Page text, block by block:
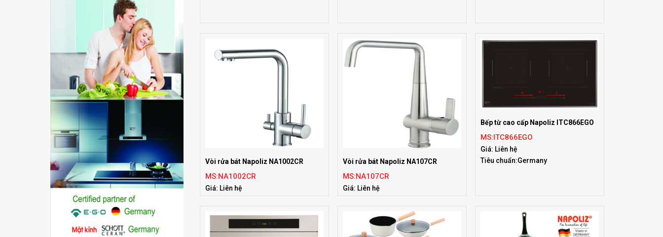
Vòi rửa bát Napoliz NA1002CR
MS:NA1002CR
Giá: Liên hệ
Vòi rửa bát Napoliz NA107CR
MS:NA107CR
Giá: Liên hệ
Bếp từ cao cấp Napoliz ITC866EGO
MS:ITC866EGO
Giá: Liên hệ
Tiêu chuẩn:Germany